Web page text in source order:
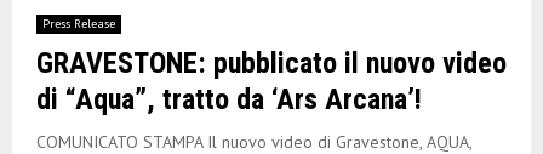
Press Release
GRAVESTONE: pubblicato il nuovo video
di “Aqua”, tratto da ‘Ars Arcana’!
COMUNICATO STAMPA Il nuovo video di Gravestone, AQUA,